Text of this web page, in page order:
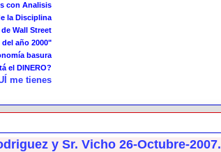
con Analisis
la Disciplina
Wall Street
del año 2000"
basura
el DINERO?
me tienes
y Sr. Vicho 26-Octubre-2007.